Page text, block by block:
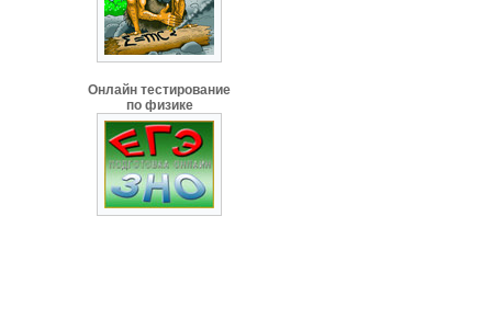
Онлайн тестирование
по физике